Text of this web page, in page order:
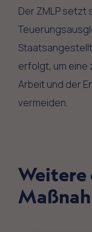
Der ZMLP setzt
erfolgt, um eine
Arbeit und der
vermeiden.